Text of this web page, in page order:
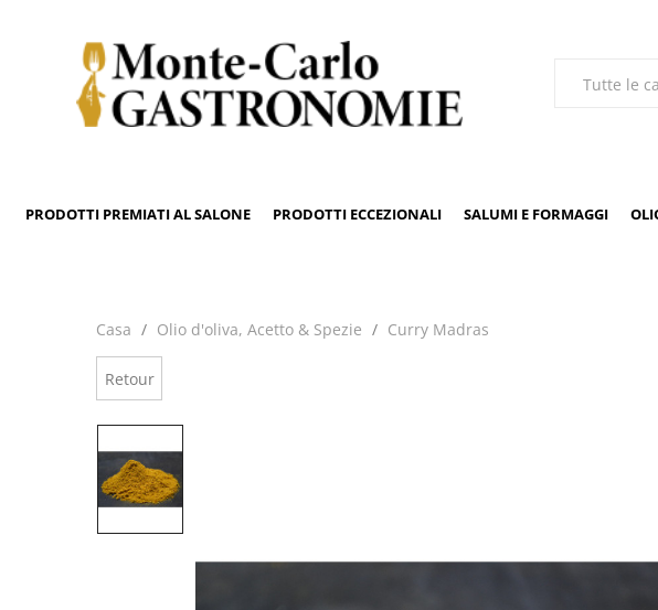
Tutte le
PRODOTTI PREMIATI AL SALONE PRODOTTI ECCEZIONALI SALUMI E FORMAGGI
Casa Olio d'oliva, Acetto & Spezie Curry Madras
Retour